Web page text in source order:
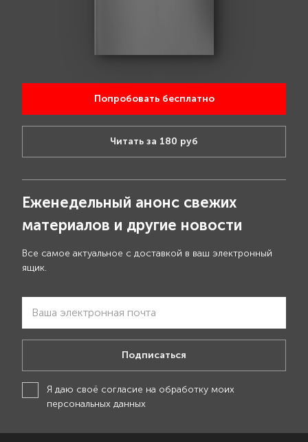
Попробовать бесплатно
Читать за 180 руб
Еженедельный анонс свежих
материалов и другие новости
Все самое актуальное с доставкой в ваш электронный
ящик.
Подписаться
Я даю своё согласие на обработку моих
персональных данных